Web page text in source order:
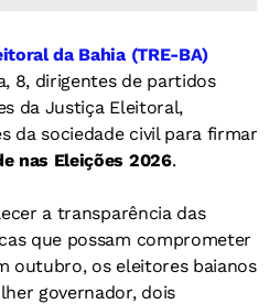
da Bahia (TRE-BA)
8, dirigentes de partidos
da Justiça Eleitoral,
da sociedade civil para firmar
nas Eleições 2026.
a transparência das
que possam comprometer
outubro, os eleitores baianos
governador, dois